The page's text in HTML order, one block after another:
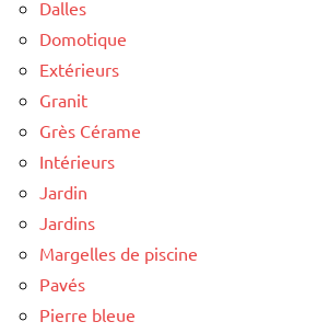
Dalles
Domotique
Extérieurs
Granit
Grès Cérame
Intérieurs
Jardin
Jardins
Margelles de piscine
Pavés
Pierre bleue